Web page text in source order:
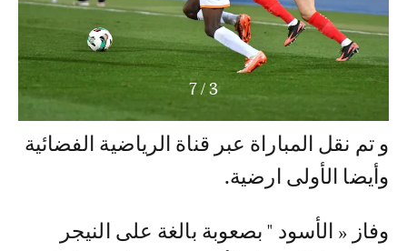
3
/
7
و تم نقل المباراة عبر قناة الرياضية الفضائية
وأيضا الأولى ارضية.
وفاز « الأسود " بصعوبة بالغة على النيجر